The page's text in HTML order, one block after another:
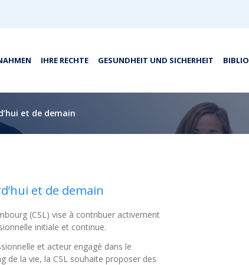
IHRE RECHTE GESUNDHEIT UND SICHERHEIT
et de demain
et de demain
(CSL) vise à contribuer activement
initiale et continue.
et acteur engagé dans le
de la vie, la CSL souhaite proposer des